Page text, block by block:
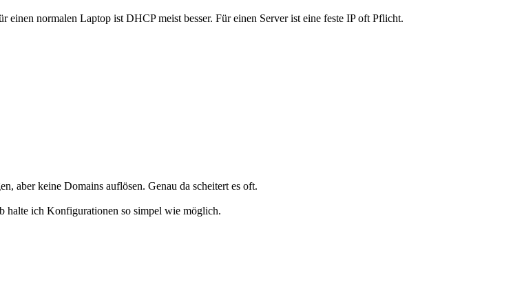
normalen Laptop ist DHCP meist besser. Für einen Server ist eine feste IP oft Pflicht.
aber keine Domains auflösen. Genau da scheitert es oft.
halte ich Konfigurationen so simpel wie möglich.